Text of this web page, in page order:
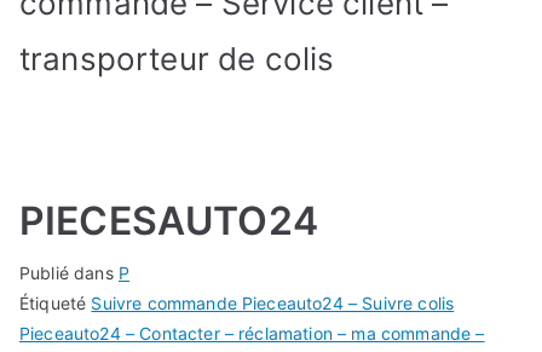
transporteur de colis
PIECESAUTO24
Publié dans P
Étiqueté Suivre commande Pieceauto24 – Suivre colis
Pieceauto24 – Contacter – réclamation – ma commande –